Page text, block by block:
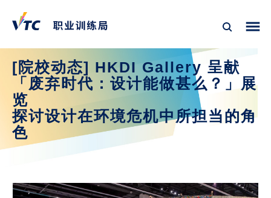
[院校动态] HKDI Gallery 呈献
「废弃时代：设计能做甚么？」展
览
探讨设计在环境危机中所担当的角
色